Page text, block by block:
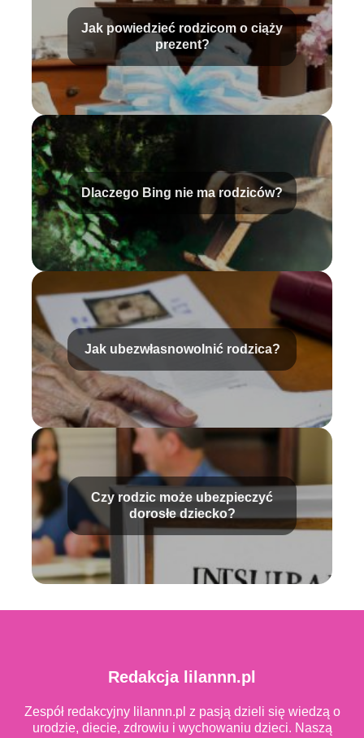
Jak powiedzieć rodzicom o ciąży
prezent?
Dlaczego Bing nie ma rodziców?
Jak ubezwłasnowolnić rodzica?
Czy rodzic może ubezpieczyć
dorosłe dziecko?
Redakcja lilannn.pl
Zespół redakcyjny lilannn.pl z pasją dzieli się wiedzą o
urodzie, diecie, zdrowiu i wychowaniu dzieci. Naszą